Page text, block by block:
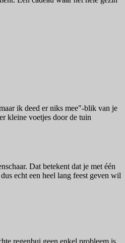
ik deed er niks mee"-blik van je
kleine voetjes door de tuin
Dat betekent dat je met één
echt een heel lang feest geven wil